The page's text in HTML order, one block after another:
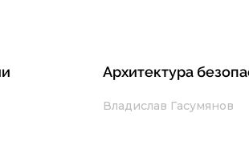
Архитектура
Владислав Гасумянов